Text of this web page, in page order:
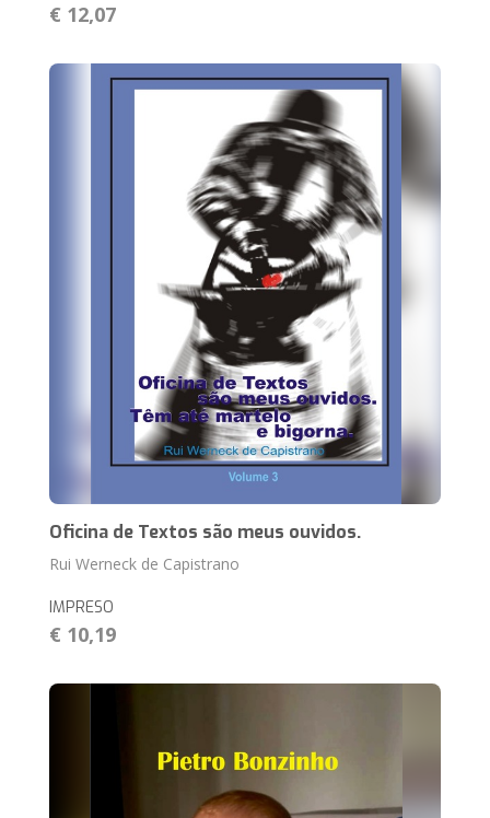
€ 12,07
Oficina de Textos são meus ouvidos.
Rui Werneck de Capistrano
IMPRESO
€ 10,19